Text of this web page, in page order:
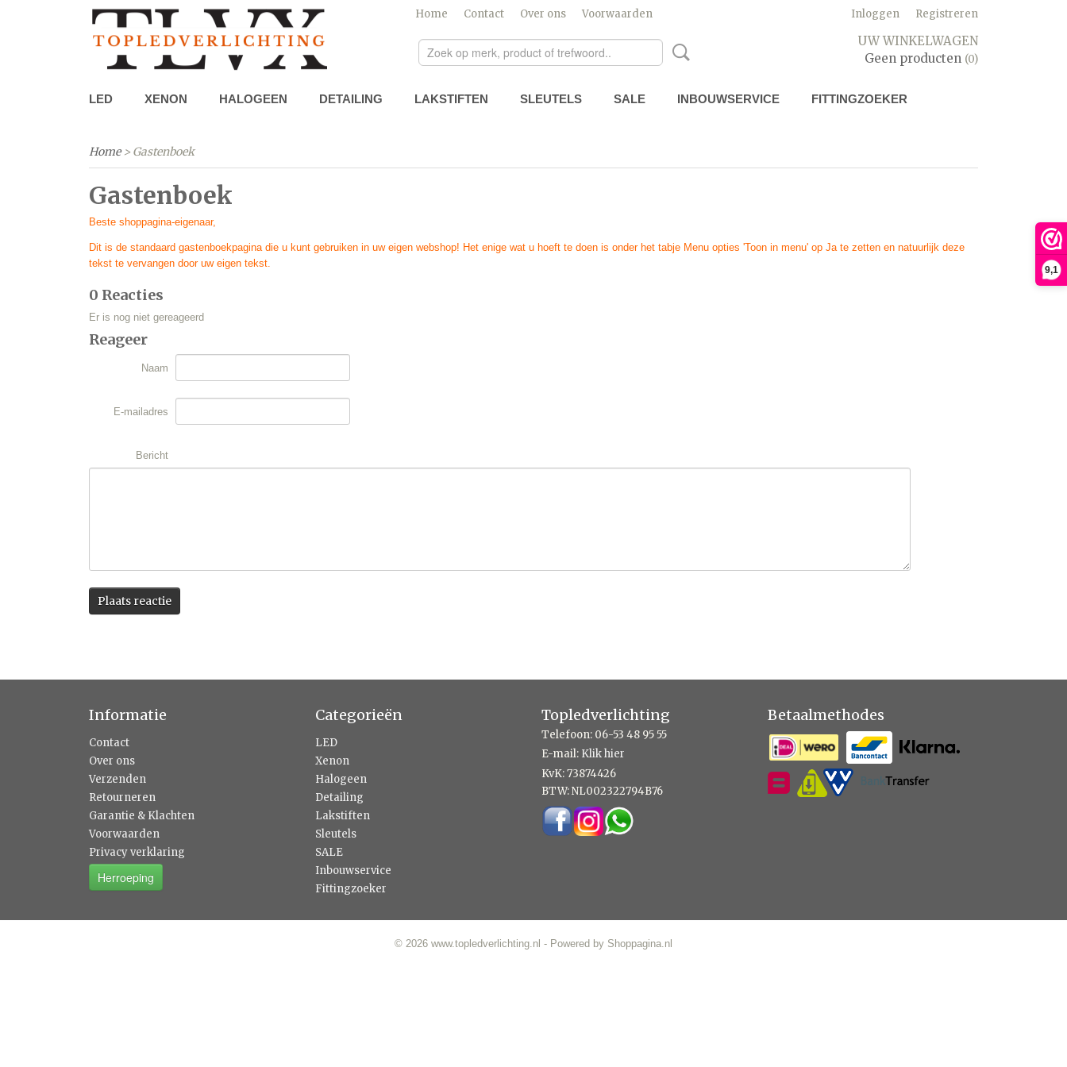
9,1
Home Contact Over ons Voorwaarden Inloggen Registreren
UW WINKELWAGEN
Geen producten (0)
LED XENON HALOGEEN DETAILING LAKSTIFTEN SLEUTELS SALE INBOUWSERVICE FITTINGZOEKER
Home> Gastenboek
Gastenboek
Beste shoppagina-eigenaar,
Dit is de standaard gastenboekpagina die u kunt gebruiken in uw eigen webshop! Het enige wat u hoeft te doen is onder het tabje Menu opties 'Toon in menu' op Ja te zetten en natuurlijk deze
tekst te vervangen door uw eigen tekst.
0 Reacties
Er is nog niet gereageerd
Reageer
Naam
E-mailadres
Bericht
Plaats reactie
Informatie
Contact
Over ons
Verzenden
Retourneren
Garantie & Klachten
Voorwaarden
Privacy verklaring
Herroeping
Categorieën
LED
Xenon
Halogeen
Detailing
Lakstiften
Sleutels
SALE
Inbouwservice
Fittingzoeker
Topledverlichting
Telefoon: 06-53 48 95 55
E-mail: Klik hier
KvK: 73874426
BTW: NL002322794B76
Betaalmethodes
© 2026 www.topledverlichting.nl - Powered by Shoppagina.nl